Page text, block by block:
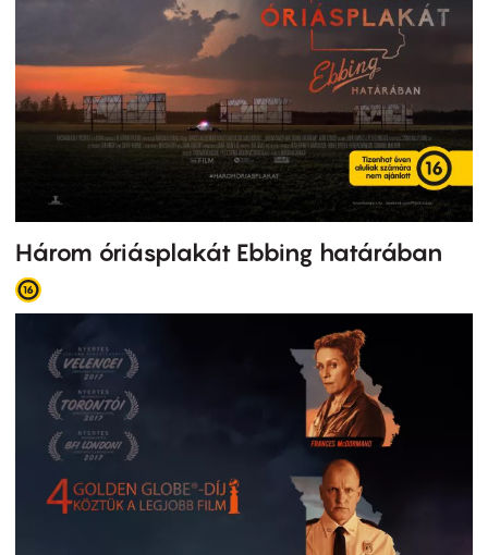
Három óriásplakát Ebbing határában